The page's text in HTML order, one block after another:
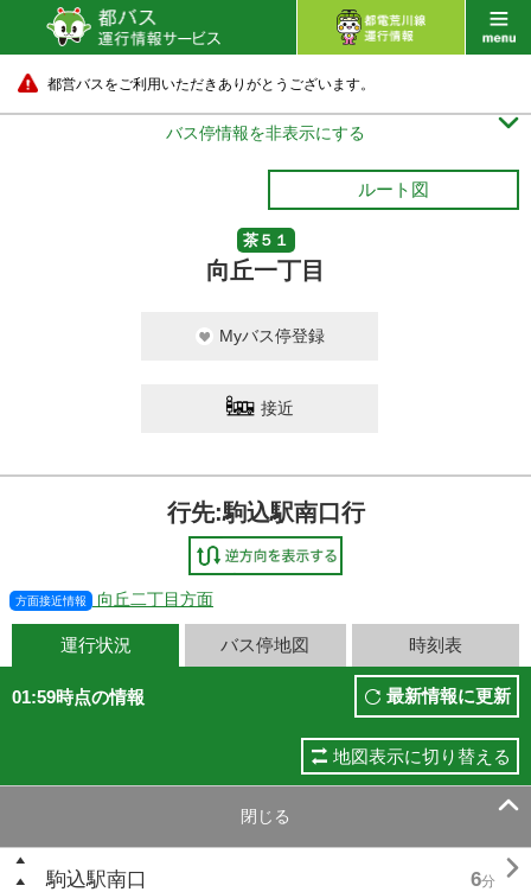
都営バスをご利用いただきありがとうございます。
バス停情報を非表示にする 
ルート図
茶５１
向丘一丁目
Myバス停登録
接近
行先:駒込駅南口行
方面接近情報 向丘二丁目方面
運行状況 バス停地図 時刻表
01:59時点の情報 最新情報に更新
地図表示に切り替える
閉じる 
駒込駅南口 6分 